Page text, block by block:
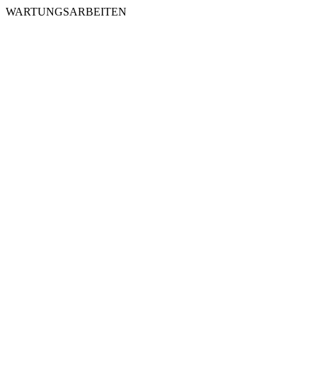
WARTUNGSARBEITEN